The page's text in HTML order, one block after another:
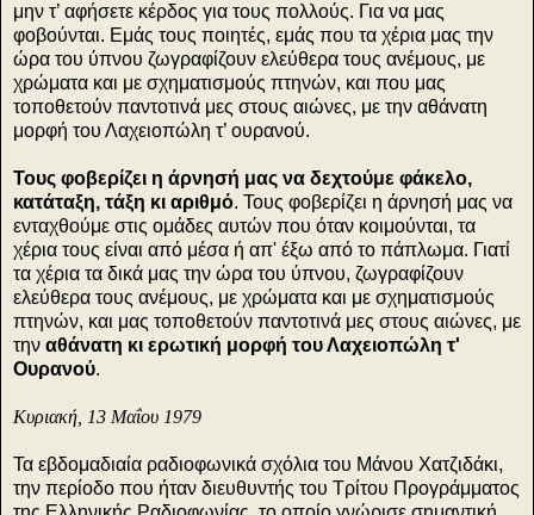
μην τ’ αφήσετε κέρδος για τους πολλούς. Για να μας
φοβούνται. Εμάς τους ποιητές, εμάς που τα χέρια μας την
ώρα του ύπνου ζωγραφίζουν ελεύθερα τους ανέμους, με
χρώματα και με σχηματισμούς πτηνών, και που μας
τοποθετούν παντοτινά μες στους αιώνες, με την αθάνατη
μορφή του Λαχειοπώλη τ’ ουρανού.
Τους φοβερίζει η άρνησή μας να δεχτούμε φάκελο,
κατάταξη, τάξη κι αριθμό. Τους φοβερίζει η άρνησή μας να
ενταχθούμε στις ομάδες αυτών που όταν κοιμούνται, τα
χέρια τους είναι από μέσα ή απ' έξω από το πάπλωμα. Γιατί
τα χέρια τα δικά μας την ώρα του ύπνου, ζωγραφίζουν
ελεύθερα τους ανέμους, με χρώματα και με σχηματισμούς
πτηνών, και μας τοποθετούν παντοτινά μες στους αιώνες, με
την αθάνατη κι ερωτική μορφή του Λαχειοπώλη τ'
Ουρανού.
Κυριακή, 13 Μαΐου 1979
Τα εβδομαδιαία ραδιοφωνικά σχόλια του Μάνου Χατζιδάκι,
την περίοδο που ήταν διευθυντής του Τρίτου Προγράμματος